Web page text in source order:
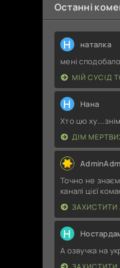
Останні
Н наталка
мені
МІЙ СУСІД
Н Нана
Хто цю
ДІМ
Точно не
каналі цієї
Н
А озвучка на